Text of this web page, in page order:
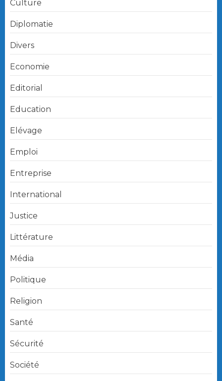
Culture
Diplomatie
Divers
Economie
Editorial
Education
Elévage
Emploi
Entreprise
International
Justice
Littérature
Média
Politique
Religion
Santé
Sécurité
Société